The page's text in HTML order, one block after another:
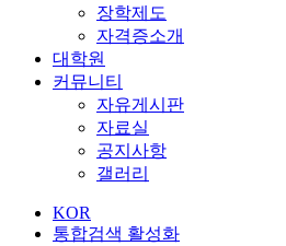
장학제도
자격증소개
대학원
커뮤니티
자유게시판
자료실
공지사항
갤러리
KOR
통합검색 활성화